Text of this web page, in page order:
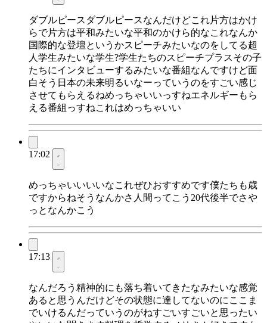
ダブルピースダブルピースなんだけどこれ片方はかけ
らで片方は平和みたいな平和のかけら的なこれなんか
国際的な登壇というかスピーチみたいなのをしてる超
人学生みたいな学生?学生たちのスピーチプラスその子
たちにインタビューするみたいな番組なんですけど面
白そう日本の未来明るいなーっていうのをすごい感じ
させてもらえるねめっちゃいいっすねエネルギーもら
える番組っすねこれはめっちゃいい
17:02
めっちゃいいいいなこれぜひおすすめです僕たちも歳
ですからねそうなんかさ人間ってこう20代後半でさや
っとなんかこう
17:13
なんだろう精神的にも落ち着いてきたなみたいな感覚
あると思うんだけどその状態に達してないのにここま
でいけるんだっていうのがねすごいすごいと思ったい